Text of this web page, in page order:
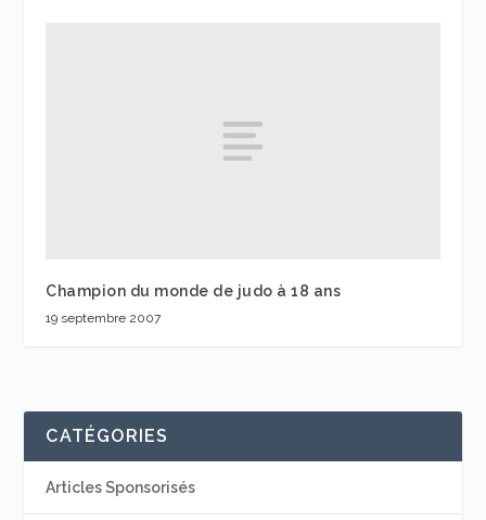
Champion du monde de judo à 18 ans
19 septembre 2007
CATÉGORIES
Articles Sponsorisés